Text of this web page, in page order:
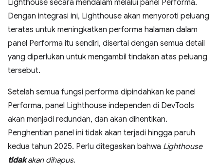
Lighthouse secara mendalam melalui panel Performa.
Dengan integrasi ini, Lighthouse akan menyoroti peluang
teratas untuk meningkatkan performa halaman dalam
panel Performa itu sendiri, disertai dengan semua detail
yang diperlukan untuk mengambil tindakan atas peluang
tersebut.
Setelah semua fungsi performa dipindahkan ke panel
Performa, panel Lighthouse independen di DevTools
akan menjadi redundan, dan akan dihentikan.
Penghentian panel ini tidak akan terjadi hingga paruh
kedua tahun 2025. Perlu ditegaskan bahwa Lighthouse
tidakakan dihapus.